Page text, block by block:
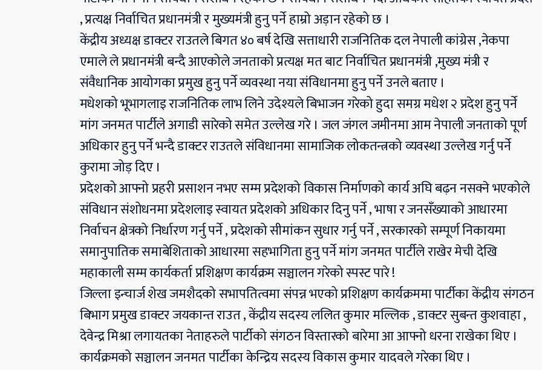
, प्रत्यक्ष निर्वाचित प्रधानमंत्री र मुख्यमंत्री हुनु पर्ने हाम्रो अड़ान रहेको छ ।
केंद्रीय अध्यक्ष डाक्टर राउतले बिगत ४० बर्ष देखि सत्ताधारी राजनितिक दल नेपाली कांग्रेस ,नेकपा
एमाले ले प्रधानमंत्री बन्दै आएकोले जनताको प्रत्यक्ष मत बाट निर्वाचित प्रधानमंत्री ,मुख्य मंत्री र
संवैधानिक आयोगका प्रमुख हुनु पर्ने व्यवस्था नया संविधानमा हुनु पर्ने उनले बताए ।
मधेशको भूभागलाइ राजनितिक लाभ लिने उदेश्यले बिभाजन गरेको हुदा समग्र मधेश २ प्रदेश हुनु पर्ने
मांग जनमत पार्टीले अगाडी सारेको समेत उल्लेख गरे । जल जंगल जमीनमा आम नेपाली जनताको पूर्ण
अधिकार हुनु पर्ने भन्दै डाक्टर राउतले संविधानमा सामाजिक लोकतन्त्रको व्यवस्था उल्लेख गर्नु पर्ने
कुरामा जोड़ दिए ।
प्रदेशको आफ्नो प्रहरी प्रसाशन नभए सम्म प्रदेशको विकास निर्माणको कार्य अघि बढ़न नसक्ने भएकोले
संविधान संशोधनमा प्रदेशलाइ स्वायत प्रदेशको अधिकार दिनु पर्ने , भाषा र जनसँख्याको आधारमा
निर्वाचन क्षेत्रको निर्धारण गर्नु पर्ने , प्रदेशको सीमांकन सुधार गर्नु पर्ने , सरकारको सम्पूर्ण निकायमा
समानुपातिक समाबेशिताको आधारमा सहभागिता हुनु पर्ने मांग जनमत पार्टीले राखेर मेची देखि
महाकाली सम्म कार्यकर्ता प्रशिक्षण कार्यक्रम सञ्चालन गरेको स्पस्ट पारे !
जिल्ला इन्चार्ज शेख जमशैदको सभापतित्वमा संपन्न भएको प्रशिक्षण कार्यक्रममा पार्टीका केंद्रीय संगठन
बिभाग प्रमुख डाक्टर जयकान्त राउत , केंद्रीय सदस्य ललित कुमार मल्लिक , डाक्टर सुबन्त कुशवाहा ,
देवेन्द्र मिश्रा लगायतका नेताहरुले पार्टीको संगठन विस्तारको बारेमा आ आफ्नो धरना राखेका थिए ।
कार्यक्रमको सञ्चालन जनमत पार्टीका केन्द्रिय सदस्य विकास कुमार यादवले गरेका थिए ।